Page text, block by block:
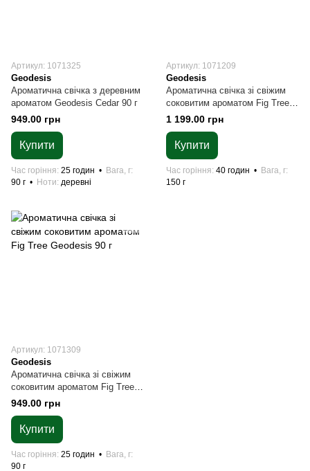
Артикул: 1071325
Geodesis
Ароматична свічка з деревним
ароматом Geodesis Cedar 90 г
949.00 грн
Купити
Час горіння 25 годин
Вага, г
90 г
Ноти деревні
Артикул: 1071209
Geodesis
Ароматична свічка зі свіжим
соковитим ароматом Fig Tree
Geodesis 150 г
1 199.00 грн
Купити
Час горіння 40 годин
Вага, г
150 г
Артикул: 1071309
Geodesis
Ароматична свічка зі свіжим
соковитим ароматом Fig Tree
Geodesis 90 г
949.00 грн
Купити
Час горіння 25 годин
Вага, г
90 г